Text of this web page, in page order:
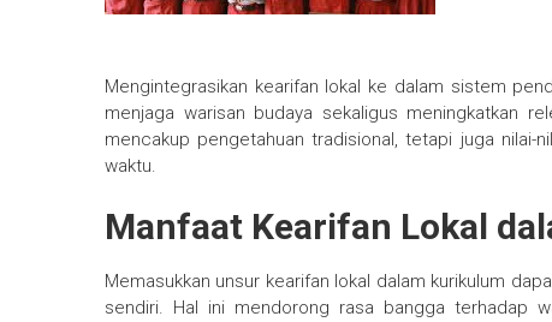
Mengintegrasikan kearifan lokal ke dalam sistem
menjaga warisan budaya sekaligus meningkatkan
mencakup pengetahuan tradisional, tetapi juga nilai-
waktu.
Manfaat Kearifan Lokal
Memasukkan unsur kearifan lokal dalam kurikulum
sendiri. Hal ini mendorong rasa bangga terhadap